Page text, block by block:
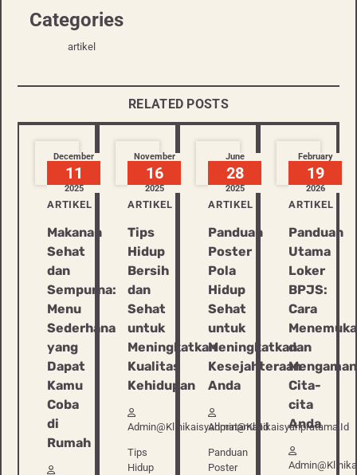
Categories
artikel
RELATED POSTS
December
11
2025
ARTIKEL
Makanan
Sehat
dan
Sempurna:
Menu
Sederhana
yang
Dapat
Kamu
Coba
di
Rumah
November
16
2025
ARTIKEL
Tips
Hidup
Bersih
dan
Sehat
untuk
Meningkatkan
Kualitas
Kehidupan
Admin@klinikaisyahpratama.id
Tips
Hidup
June
28
2025
ARTIKEL
Panduan
Poster
Pola
Hidup
Sehat
untuk
Meningkatkan
Kesejahteraan
Anda
Admin@klinikaisyahpratama.id
Panduan
Poster
February
19
2026
ARTIKEL
Panduan
Utama
Loker
BPJS:
Cara
dan
Cita-
cita
Anda